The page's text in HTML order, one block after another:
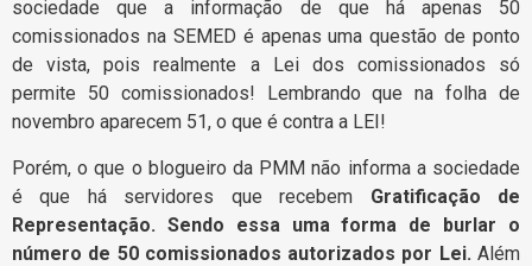
sociedade que a informação de que há apenas 50
comissionados na SEMED é apenas uma questão de ponto
de vista, pois realmente a Lei dos comissionados só
permite 50 comissionados! Lembrando que na folha de
novembro aparecem 51, o que é contra a LEI!
Porém, o que o blogueiro da PMM não informa a sociedade
é que há servidores que recebem Gratificação de
Representação. Sendo essa uma forma de burlar o
número de 50 comissionados autorizados por Lei. Além